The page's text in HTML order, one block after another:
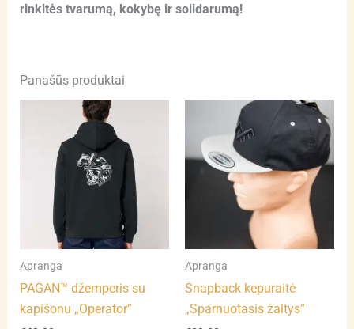
rinkitės tvarumą, kokybę ir solidarumą!
Panašūs produktai
Apranga
PAGAN™ džemperis su
kapišonu „Operator”
multiple
may
chosen
Apranga
Snapback kepuraitė
„Sparnuotasis žaltys”